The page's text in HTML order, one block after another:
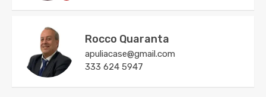
Rocco Quaranta
apuliacase@gmail.com
333 624 5947